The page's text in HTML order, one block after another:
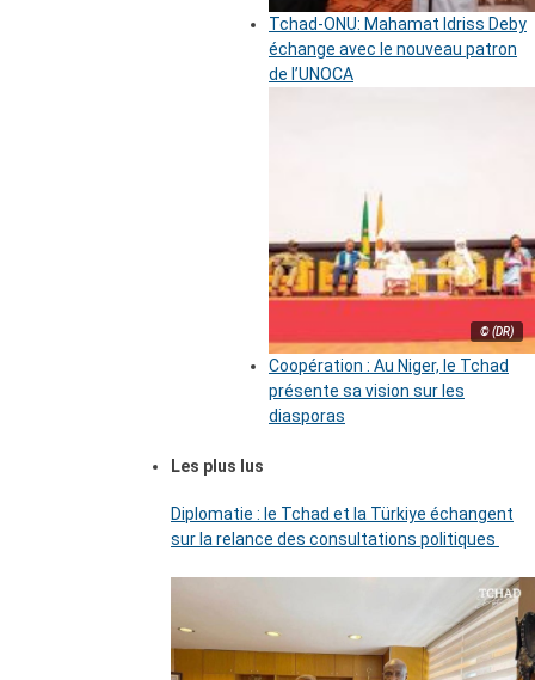
Tchad-ONU: Mahamat Idriss Deby
échange avec le nouveau patron
de l’UNOCA
© (DR)
Coopération : Au Niger, le Tchad
présente sa vision sur les
diasporas
Les plus lus
Diplomatie : le Tchad et la Türkiye échangent
sur la relance des consultations politiques